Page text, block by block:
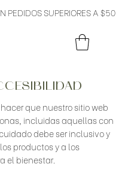
PEDIDOS SUPERIORES A $50
que nuestro sitio web
incluidas aquellas con
debe ser inclusivo y
productos y a los
el bienestar.